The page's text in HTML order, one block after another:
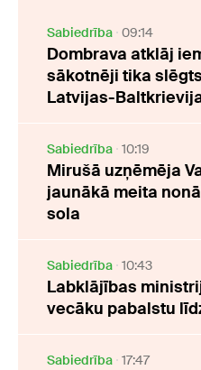
Sabiedrība 09:14
Dombrava atklāj
sākotnēji tika
Latvijas-
Sabiedrība 10:19
Mirušā uzņēmēja
jaunākā meita
sola
Sabiedrība 10:43
Labklājības
vecāku pabalstu
Sabiedrība 17:47